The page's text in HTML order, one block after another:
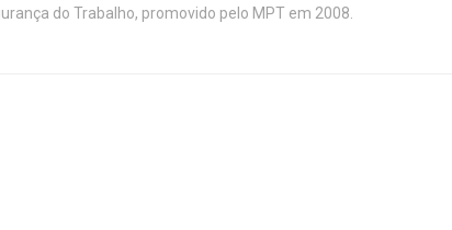
do Trabalho, promovido pelo MPT em 2008.